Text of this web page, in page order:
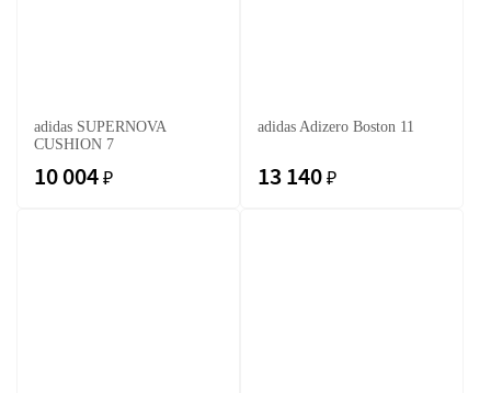
adidas SUPERNOVA
CUSHION 7
10 004 ₽
adidas Adizero Boston 11
13 140 ₽